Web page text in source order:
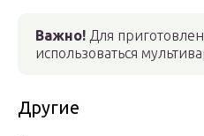
Важно! Для
использоваться
Другие